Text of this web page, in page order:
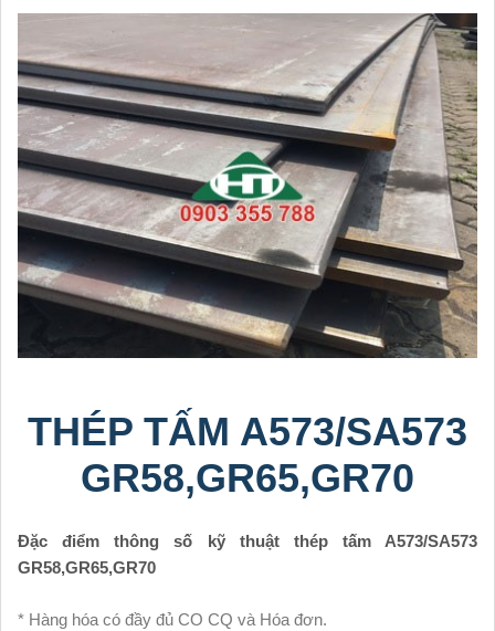
THÉP TẤM A573/SA573
GR58,GR65,GR70
Đặc điểm thông số kỹ thuật thép tấm A573/SA573
GR58,GR65,GR70
* Hàng hóa có đầy đủ CO CQ và Hóa đơn.